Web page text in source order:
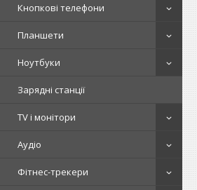
Кнопкові телефони
Планшети
Ноутбуки
Зарядні станції
TV і монітори
Аудіо
Фітнес-трекери